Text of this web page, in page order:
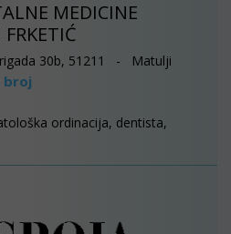
MEDICINE
30b, 51211 - Matulji
broj
ordinacija, dentista,